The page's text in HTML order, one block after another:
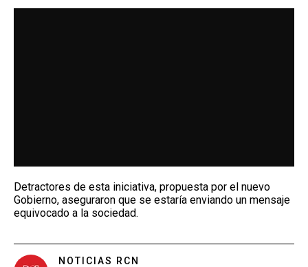
Detractores de esta iniciativa, propuesta por el nuevo
Gobierno, aseguraron que se estaría enviando un mensaje
equivocado a la sociedad.
NOTICIAS RCN